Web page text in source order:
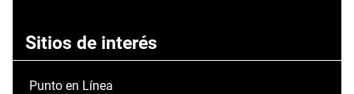
Sitios de interés
Punto en Línea